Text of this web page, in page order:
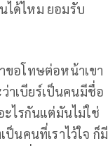
ได้ไหม ยอมรับ
ขอโทษต่อหน้าเขา
าเบียร์เป็นคนมีชื่อ
ะไรกันแต่มันไม่ใช่
ป็นคนที่เราไว้ใจ ก็มี